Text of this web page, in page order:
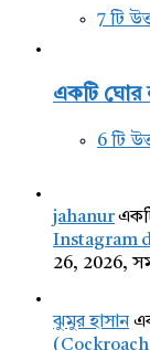
7 টি
একটি ঘোর
6 টি
jahanur
Instagram
26, 2026,
ঝুমুর হাসান
(Cockroach